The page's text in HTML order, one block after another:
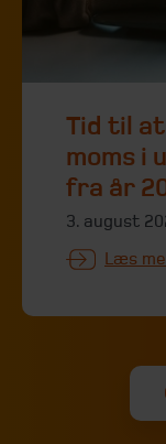
Tid til
moms i
fra år
3. august
Læs